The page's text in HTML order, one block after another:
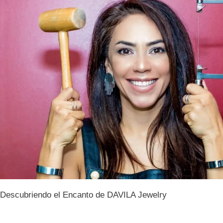
Descubriendo el Encanto de DAVILA Jewelry